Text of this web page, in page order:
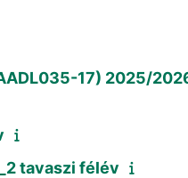
17) 2025/
tavaszi félév